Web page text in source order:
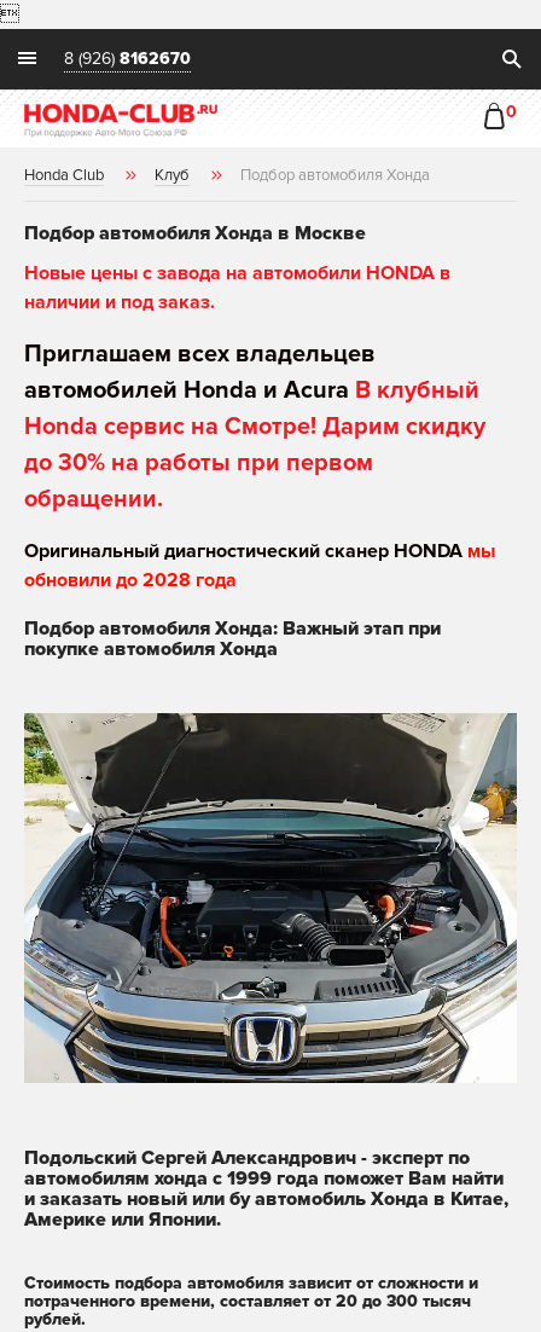

8 (926) 8162670
0
Honda Club Клуб Подбор автомобиля Хонда
Подбор автомобиля Хонда в Москве
Новые цены с завода на автомобили HONDA в
наличии и под заказ.
Приглашаем всех владельцев
автомобилей Honda и Acura В клубный
Honda сервис на Смотре! Дарим скидку
до 30% на работы при первом
обращении.
Оригинальный диагностический сканер HONDA мы
обновили до 2028 года
Подбор автомобиля Хонда: Важный этап при
покупке автомобиля Хонда
Подольский Сергей Александрович - эксперт по
автомобилям хонда с 1999 года поможет Вам найти
и заказать новый или бу автомобиль Хонда в Китае,
Америке или Японии.
Стоимость подбора автомобиля зависит от сложности и
потраченного времени, составляет от 20 до 300 тысяч
рублей.